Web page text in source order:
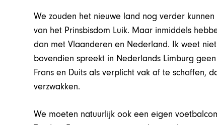
We zouden het nieuwe land nog verder
van het Prinsbisdom Luik. Maar inmiddels
dan met Vlaanderen en Nederland. Ik weet
bovendien spreekt in Nederlands Limburg
Frans en Duits als verplicht vak af te schaffen,
verzwakken.
We moeten natuurlijk ook een eigen